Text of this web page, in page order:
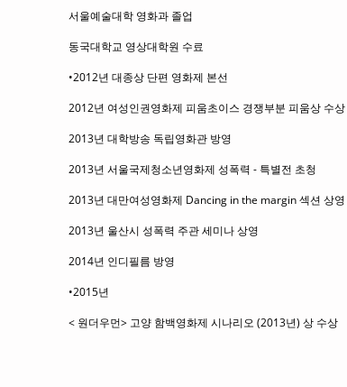
서울예술대학 영화과 졸업
동국대학교 영상대학원 수료
•2012년 대종상 단편 영화제 본선
2012년 여성인권영화제 피움초이스 경쟁부분 피움상 수상
2013년 대학방송 독립영화관 방영
2013년 서울국제청소년영화제 성폭력 - 특별전 초청
2013년 대만여성영화제 Dancing in the margin 섹션 상영
2013년 울산시 성폭력 주관 세미나 상영
2014년 인디필름 방영
•2015년
< 원더우먼> 고양 함백영화제 시나리오 (2013년) 상 수상